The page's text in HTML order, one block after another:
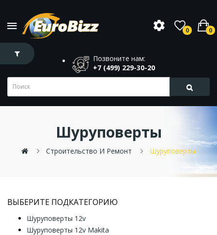
0 0
Позвоните нам:
+7 (499) 229-30-20
Шуруповерты
Строительство И Ремонт Шуруповерты
ВЫБЕРИТЕ ПОДКАТЕГОРИЮ
Шуруповерты 12v
Шуруповерты 12v Makita